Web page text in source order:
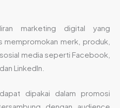
marketing digital yang
merk, produk,
media seperti Facebook,
LinkedIn.
dipakai dalam promosi